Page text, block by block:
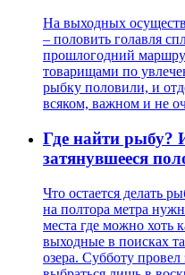
На выходных
– половить голавля
прошлогодний
товарищами по
рыбку половили, и
всяком, важном и не
Где найти рыбу?
затянувшееся
Что остается делать
на полтора метра
места где можно хоть
выходные в поисках
озера. Субботу